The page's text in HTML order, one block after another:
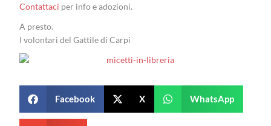
Contattaci per info e adozioni.
A presto.
I volontari del Gattile di Carpi
Facebook X WhatsApp